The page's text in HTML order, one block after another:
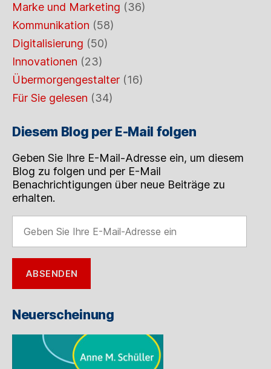
Marke und Marketing (36)
Kommunikation (58)
Digitalisierung (50)
Innovationen (23)
Übermorgengestalter (16)
Für Sie gelesen (34)
Diesem Blog per E-Mail folgen
Geben Sie Ihre E-Mail-Adresse ein, um diesem
Blog zu folgen und per E-Mail
Benachrichtigungen über neue Beiträge zu
erhalten.
Sie
Ihre
E-
Mail-
Adresse
ABSENDEN
Neuerscheinung